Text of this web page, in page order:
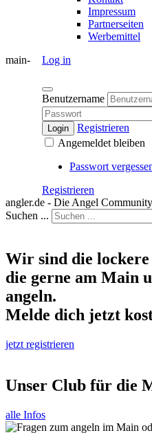
Impressum
Partnerseiten
Werbemittel
Log in
Benutzername
Login
Registrieren
Angemeldet bleiben
Passwort
Registrieren
main-
angler.de - Die Angel Community
Suchen ...
Wir sind die
die gerne am Main
angeln.
Melde dich jetzt
jetzt registrieren
Unser Club für die
alle Infos